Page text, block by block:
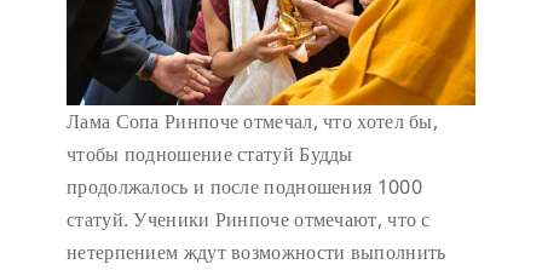
Лама Сопа Ринпоче отмечал, что хотел бы,
чтобы подношение статуй Будды
продолжалось и после подношения 1000
статуй. Ученики Ринпоче отмечают, что с
нетерпением ждут возможности выполнить